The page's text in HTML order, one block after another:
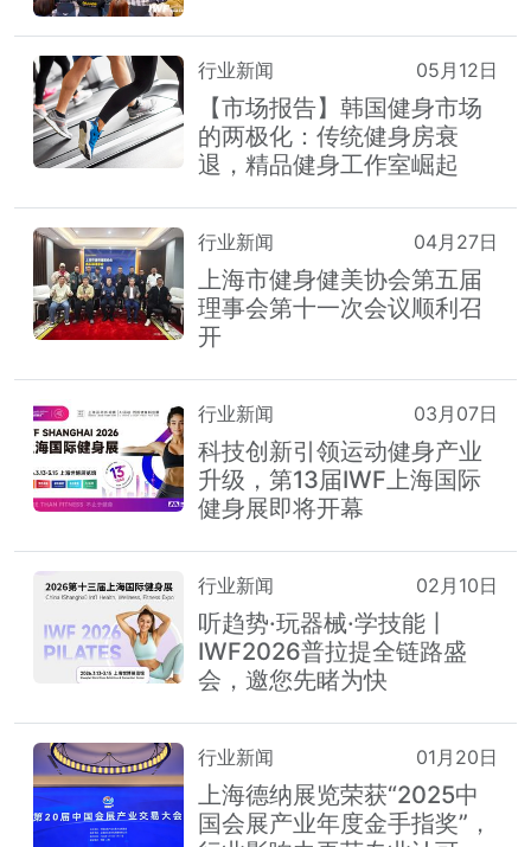
行业新闻 05月12日
【市场报告】韩国健身市场
的两极化：传统健身房衰
退，精品健身工作室崛起
行业新闻 04月27日
上海市健身健美协会第五届
理事会第十一次会议顺利召
开
行业新闻 03月07日
科技创新引领运动健身产业
升级，第13届IWF上海国际
健身展即将开幕
行业新闻 02月10日
听趋势·玩器械·学技能丨
IWF2026普拉提全链路盛
会，邀您先睹为快
行业新闻 01月20日
上海德纳展览荣获“2025中
国会展产业年度金手指奖”，